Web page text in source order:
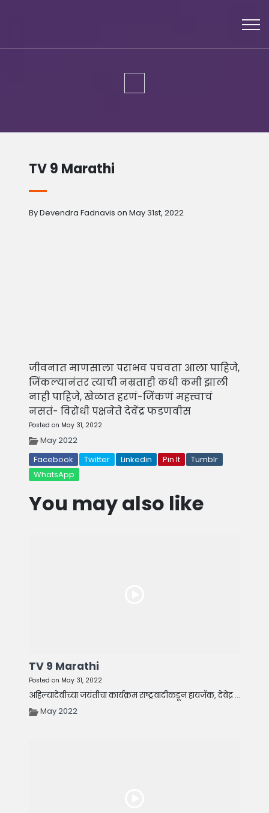
TV 9 Marathi
By Devendra Fadnavis on May 31st, 2022
जीवनात माणसाला पराभव पचवता आला पाहिजे,
जिंकल्यानंतर त्याची नम्रताही कधी कमी झाली
नाही पाहिजे, खेळात हरणं-जिंकणं महत्त्वाचं
नसतं- विरोधी पक्षनेते देवेंद्र फडणवीस
Posted on May 31, 2022
May 2022
Facebook
Twitter Linkedin Pin It
Tumblr
WhatsApp
You may also like
TV 9 Marathi
Posted on May 31, 2022
अहिल्यादेवींच्या जयंतीचा कार्यक्रम राष्ट्रवादीकडून हायजॅक, देवेंद्र ...
May 2022